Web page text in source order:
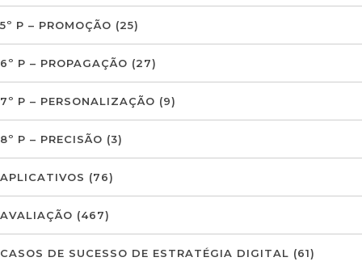
5º P – PROMOÇÃO (25)
6º P – PROPAGAÇÃO (27)
7º P – PERSONALIZAÇÃO (9)
8º P – PRECISÃO (3)
APLICATIVOS (76)
AVALIAÇÃO (467)
CASOS DE SUCESSO DE ESTRATÉGIA DIGITAL (61)